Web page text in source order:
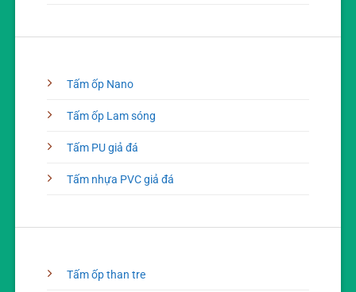
Tấm ốp Nano
Tấm ốp Lam sóng
Tấm PU giả đá
Tấm nhựa PVC giả đá
Tấm ốp than tre